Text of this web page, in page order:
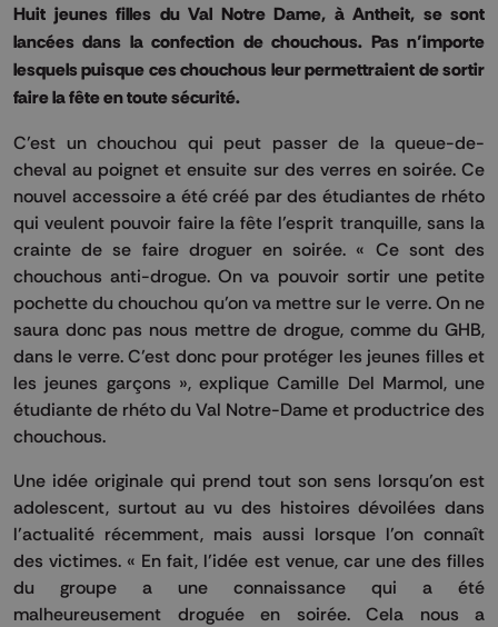
Huit jeunes filles du Val Notre Dame, à Antheit, se sont
lancées dans la confection de chouchous. Pas n’importe
lesquels puisque ces chouchous leur permettraient de sortir
faire la fête en toute sécurité.
C’est un chouchou qui peut passer de la queue-de-
cheval au poignet et ensuite sur des verres en soirée. Ce
nouvel accessoire a été créé par des étudiantes de rhéto
qui veulent pouvoir faire la fête l’esprit tranquille, sans la
crainte de se faire droguer en soirée. « Ce sont des
chouchous anti-drogue. On va pouvoir sortir une petite
pochette du chouchou qu’on va mettre sur le verre. On ne
saura donc pas nous mettre de drogue, comme du GHB,
dans le verre. C’est donc pour protéger les jeunes filles et
les jeunes garçons », explique Camille Del Marmol, une
étudiante de rhéto du Val Notre-Dame et productrice des
chouchous.
Une idée originale qui prend tout son sens lorsqu’on est
adolescent, surtout au vu des histoires dévoilées dans
l’actualité récemment, mais aussi lorsque l’on connaît
des victimes. « En fait, l’idée est venue, car une des filles
du groupe a une connaissance qui a été
malheureusement droguée en soirée. Cela nous a